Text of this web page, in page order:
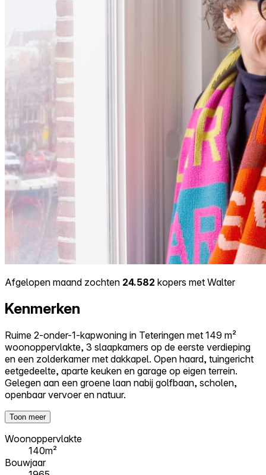
Afgelopen maand zochten 24.582 kopers met Walter
Kenmerken
Ruime 2-onder-1-kapwoning in Teteringen met 149 m²
woonoppervlakte, 3 slaapkamers op de eerste verdieping
en een zolderkamer met dakkapel. Open haard, tuingericht
eetgedeelte, aparte keuken en garage op eigen terrein.
Gelegen aan een groene laan nabij golfbaan, scholen,
openbaar vervoer en natuur.
Toon meer
Woonoppervlakte
140m²
Bouwjaar